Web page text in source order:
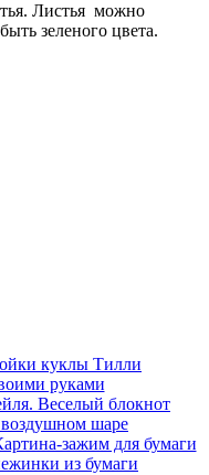
Листья можно
зеленого цвета.
куклы Тилли
руками
Веселый блокнот
шаре
зажим для бумаги
из бумаги